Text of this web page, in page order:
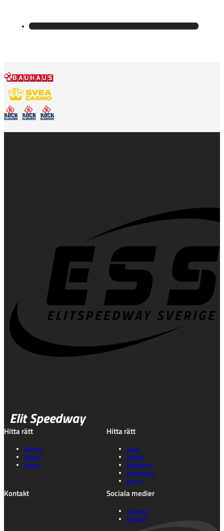
Elit Speedway
Hitta rätt
ESS Play
Biljetter
Schema
Hitta rätt
Lagen
Statistik
Nyhetsarkiv
Kontakta oss
Om oss
Kontakt Sociala medier
Instagram
Facebook